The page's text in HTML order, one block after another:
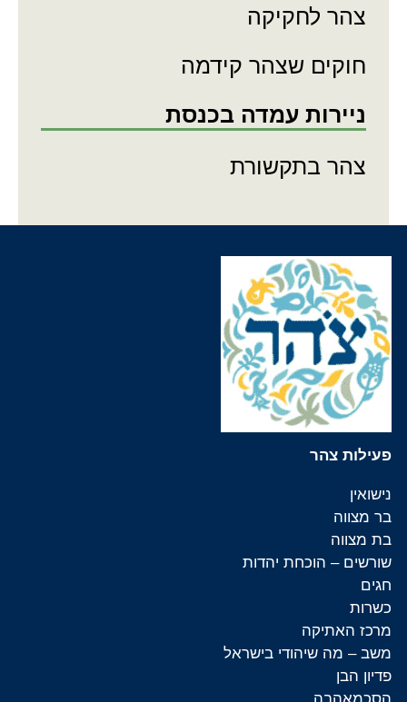
צהר לחקיקה
חוקים שצהר קידמה
ניירות עמדה בכנסת
צהר בתקשורת
פעילות צהר
נישואין
בר מצווה
בת מצווה
שורשים – הוכחת יהדות
חגים
כשרות
מרכז האתיקה
משב – מה שיהודי בישראל
פדיון הבן